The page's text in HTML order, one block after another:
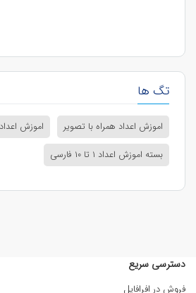
تگ ها
اموزش اعداد همراه با تصویر اموزش
بسته اموزش اعداد ۱ تا ۱۰ فارسی
دسترسی سریع
فروش در افرافایل